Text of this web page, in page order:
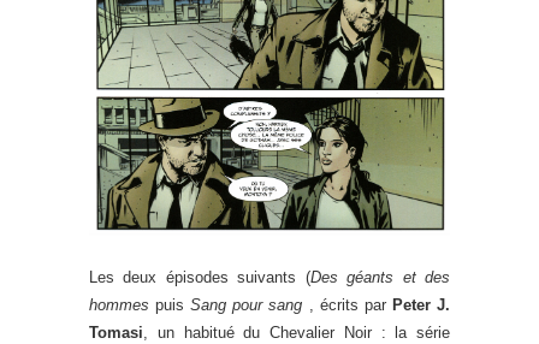
Les deux épisodes suivants (Des géants et des
hommes puisSang pour sang , écrits par Peter J.
Tomasi, un habitué du Chevalier Noir : la série